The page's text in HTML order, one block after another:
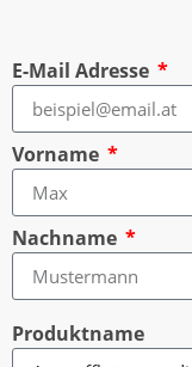
E-Mail Adresse
Vorname
Nachname
Produktname